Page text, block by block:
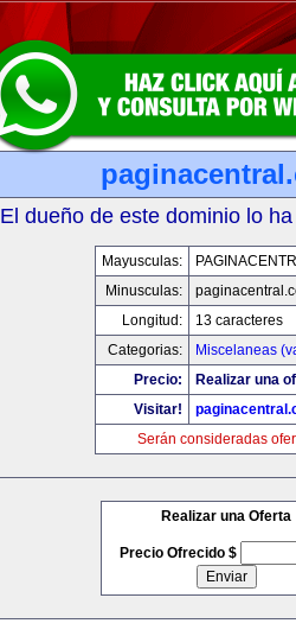
El dueño de este dominio lo
Mayusculas:
Minusculas:
Longitud:
13 caracteres
Categorias:
Miscelaneas
Precio:
Realizar una
Visitar!
Serán consideradas
Realizar una Oferta
Precio Ofrecido $